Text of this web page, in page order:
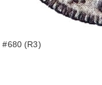
#680 (R3)